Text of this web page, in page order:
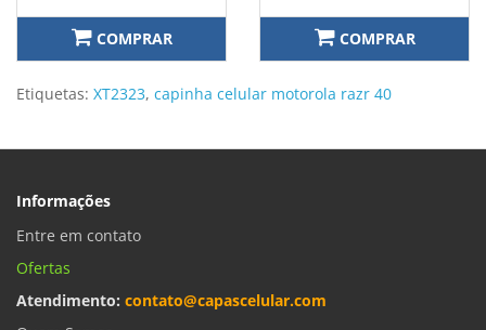
COMPRAR COMPRAR
Etiquetas: XT2323, capinha celular motorola razr 40
Informações
Entre em contato
Ofertas
Atendimento: contato@capascelular.com